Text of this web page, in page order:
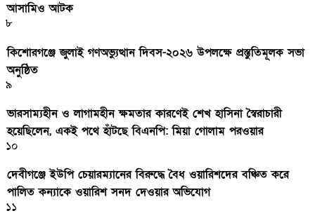
আসামিও আটক
৮
কিশোরগঞ্জে জুলাই গণঅভ্যুত্থান দিবস-২০২৬ উপলক্ষে প্রস্তুতিমূলক সভা
অনুষ্ঠিত
৯
ভারসাম্যহীন ও লাগামহীন ক্ষমতার কারণেই শেখ হাসিনা স্বৈরাচারী
হয়েছিলেন, একই পথে হাঁটছে বিএনপি: মিয়া গোলাম পরওয়ার
১০
দেবীগঞ্জে ইউপি চেয়ারম্যানের বিরুদ্ধে বৈধ ওয়ারিশদের বঞ্চিত করে
পালিত কন্যাকে ওয়ারিশ সনদ দেওয়ার অভিযোগ
১১